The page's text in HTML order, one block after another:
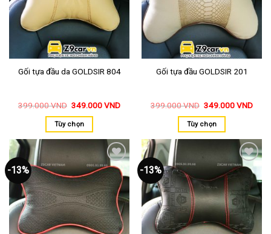
Gối tựa đầu da GOLDSIR 804
399.000VND 349.000VND
Tùy chọn
Gối tựa đầu GOLDSIR 201
399.000VND 349.000VND
Tùy chọn
-13%
Thêm
yêu
thích
-13%
Thêm
yêu
thích